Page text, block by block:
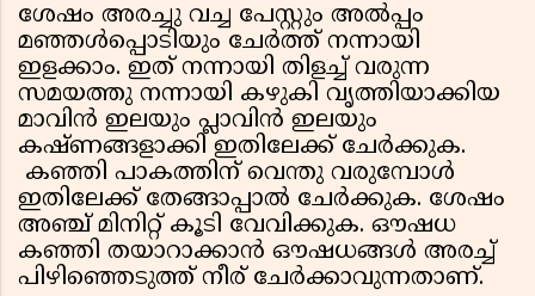
ശേഷം അരച്ചു വച്ച പേസ്റ്റും അൽപ്പം
മഞ്ഞൾപ്പൊടിയും ചേർത്ത് നന്നായി
ഇളക്കാം. ഇത് നന്നായി തിളച്ച് വരുന്ന
സമയത്തു നന്നായി കഴുകി വൃത്തിയാക്കിയ
മാവിൻ ഇലയും പ്ലാവിൻ ഇലയും
കഷ്ണങ്ങളാക്കി ഇതിലേക്ക് ചേർക്കുക.
കഞ്ഞി പാകത്തിന് വെന്തു വരുമ്പോൾ
ഇതിലേക്ക് തേങ്ങാപ്പാൽ ചേർക്കുക. ശേഷം
അഞ്ച് മിനിറ്റ് കൂടി വേവിക്കുക. ഔഷധ
കഞ്ഞി തയാറാക്കാൻ ഔഷധങ്ങൾ അരച്ച്
പിഴിഞ്ഞെടുത്ത് നീര് ചേർക്കാവുന്നതാണ്.